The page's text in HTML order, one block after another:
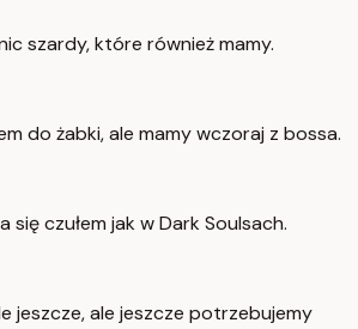
szardy, które również mamy.
do żabki, ale mamy wczoraj z bossa.
czułem jak w Dark Soulsach.
jeszcze, ale jeszcze potrzebujemy